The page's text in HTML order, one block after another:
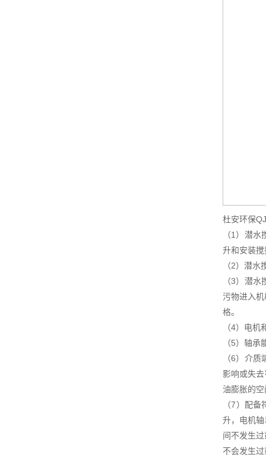
杜安环保
（1）潜
升和安装
（2）潜
（3）潜
污物进入
格。
（4）电
（5）轴
（6）介
影响或失
油膨胀的
（7）配
升，电机
间不发生
不会发生